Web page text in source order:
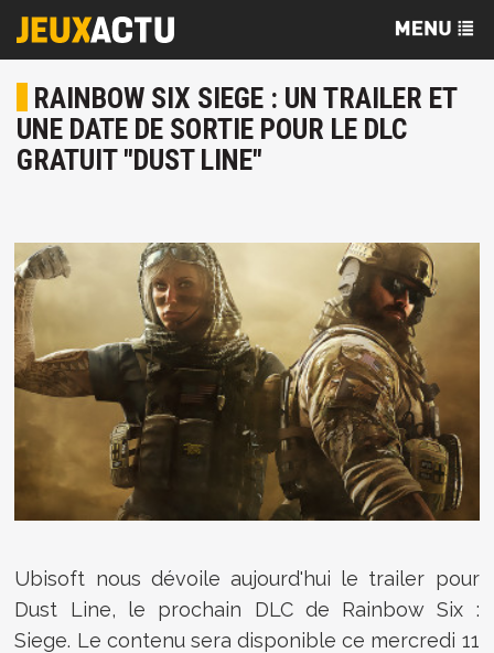
RAINBOW SIX SIEGE : UN TRAILER ET
UNE DATE DE SORTIE POUR LE DLC
GRATUIT "DUST LINE"
Ubisoft nous dévoile aujourd'hui le trailer pour
Dust Line, le prochain DLC de Rainbow Six :
Siege. Le contenu sera disponible ce mercredi 11